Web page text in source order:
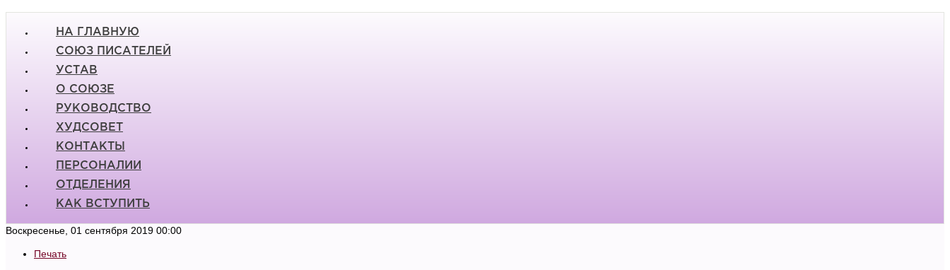
НА ГЛАВНУЮ
СОЮЗ ПИСАТЕЛЕЙ
УСТАВ
О СОЮЗЕ
РУКОВОДСТВО
ХУДСОВЕТ
КОНТАКТЫ
ПЕРСОНАЛИИ
ОТДЕЛЕНИЯ
КАК ВСТУПИТЬ
Воскресенье, 01 сентября 2019 00:00
Печать